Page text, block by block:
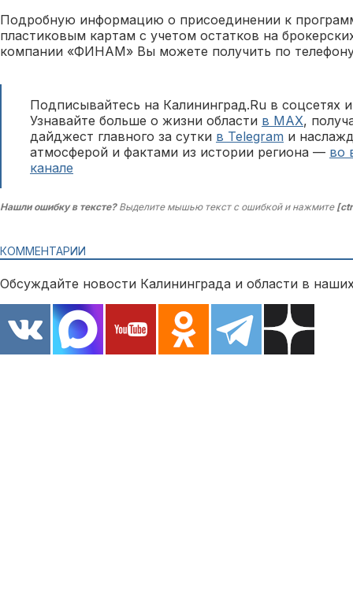
Подробную информацию о присоединении к
пластиковым картам с учетом остатков на
компании «ФИНАМ» Вы можете получить по
Подписывайтесь на Калининград.Ru в соцсетях
Узнавайте больше о жизни области в MAX,
дайджест главного за сутки в Telegram и
атмосферой и фактами из истории региона — во
канале
Нашли ошибку в тексте?Выделите мышью текст с ошибкой и нажмите
КОММЕНТАРИИ
Обсуждайте новости Калининграда и области в